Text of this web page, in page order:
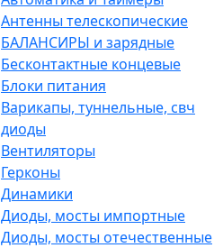
Антенны телескопические
БАЛАНСИРЫ и зарядные
Бесконтактные концевые
Блоки питания
Варикапы, туннельные, свч
диоды
Вентиляторы
Герконы
Динамики
Диоды, мосты импортные
Диоды, мосты отечественные